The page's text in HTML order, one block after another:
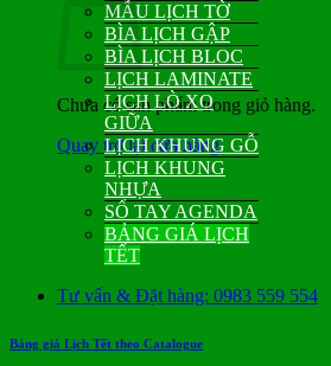
Chưa có sản phẩm trong giỏ hàng.
Quay trở lại cửa hàng
MẪU LỊCH TỜ
BÌA LỊCH GẬP
BÌA LỊCH BLOC
LỊCH LAMINATE
LỊCH LÒ XO
GIỮA
LỊCH KHUNG GỖ
LỊCH KHUNG
NHỰA
SỔ TAY AGENDA
BẢNG GIÁ LỊCH
TẾT
Tư vấn & Đặt hàng: 0983 559 554
Bảng giá Lịch Tết theo Catalogue